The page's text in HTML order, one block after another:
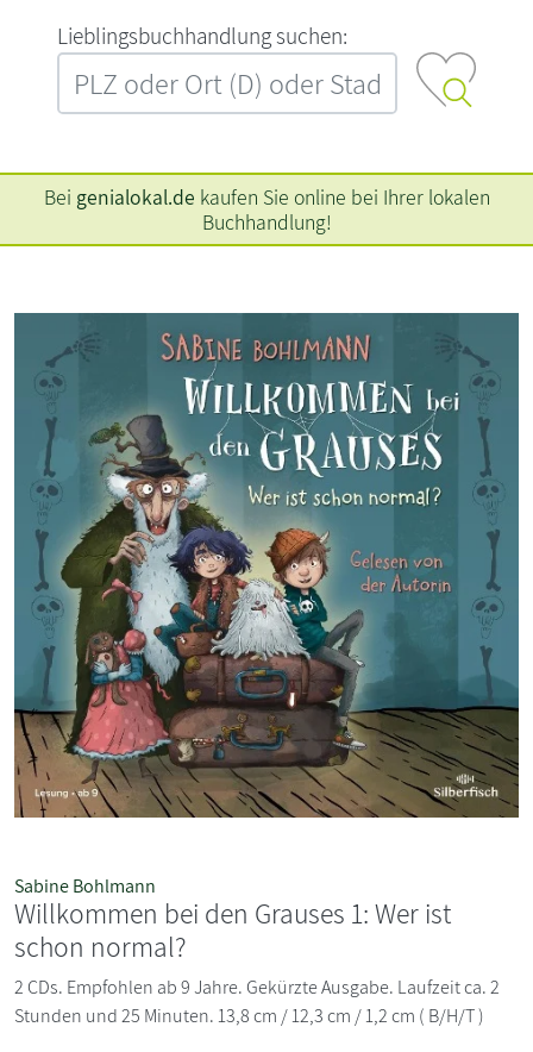
L‍i‍e‍b‍l‍i‍n‍g‍s‍b‍u‍c‍h‍h‍a‍n‍d‍l‍u‍n‍g‍ ‍s‍u‍c‍h‍e‍n‍:‍
Bei genialokal.de kaufen Sie online bei Ihrer lokalen
Buchhandlung!
Sabine Bohlmann
Willkommen bei den Grauses 1: Wer ist
schon normal?
2 CDs. Empfohlen ab 9 Jahre. Gekürzte Ausgabe. Laufzeit ca. 2
Stunden und 25 Minuten. 13,8 cm / 12,3 cm / 1,2 cm ( B/H/T )